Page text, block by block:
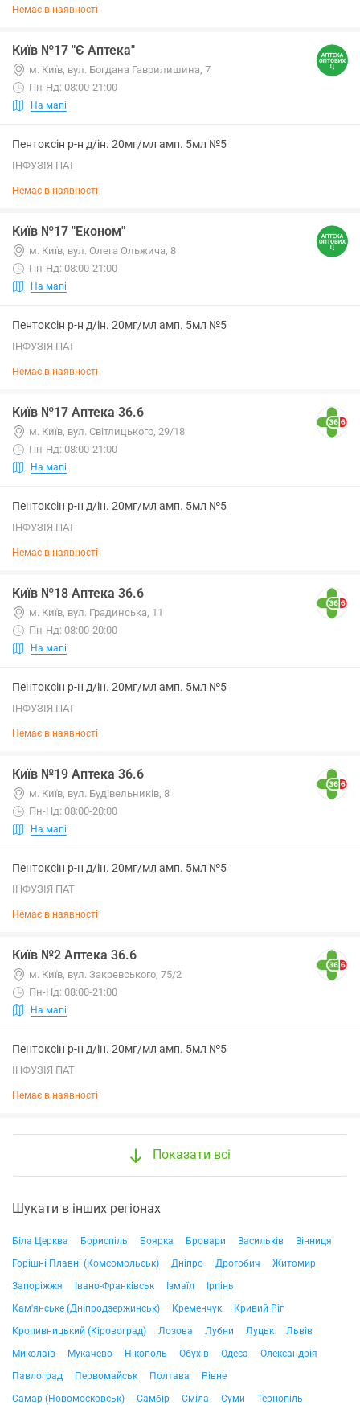
Немає в наявності
Київ №17 "Є Аптека"
м. Київ, вул. Богдана Гаврилишина, 7
Пн-Нд: 08:00-21:00
На мапі
Пентоксін р-н д/ін. 20мг/мл амп. 5мл №5
ІНФУЗІЯ ПАТ
Немає в наявності
Київ №17 "Економ"
м. Київ, вул. Олега Ольжича, 8
Пн-Нд: 08:00-21:00
На мапі
Пентоксін р-н д/ін. 20мг/мл амп. 5мл №5
ІНФУЗІЯ ПАТ
Немає в наявності
Київ №17 Аптека 36.6
м. Київ, вул. Світлицького, 29/18
Пн-Нд: 08:00-21:00
На мапі
Пентоксін р-н д/ін. 20мг/мл амп. 5мл №5
ІНФУЗІЯ ПАТ
Немає в наявності
Київ №18 Аптека 36.6
м. Київ, вул. Градинська, 11
Пн-Нд: 08:00-20:00
На мапі
Пентоксін р-н д/ін. 20мг/мл амп. 5мл №5
ІНФУЗІЯ ПАТ
Немає в наявності
Київ №19 Аптека 36.6
м. Київ, вул. Будівельників, 8
Пн-Нд: 08:00-20:00
На мапі
Пентоксін р-н д/ін. 20мг/мл амп. 5мл №5
ІНФУЗІЯ ПАТ
Немає в наявності
Київ №2 Аптека 36.6
м. Київ, вул. Закревського, 75/2
Пн-Нд: 08:00-21:00
На мапі
Пентоксін р-н д/ін. 20мг/мл амп. 5мл №5
ІНФУЗІЯ ПАТ
Немає в наявності
Показати всі
Шукати в інших регіонах
Біла Церква Бориспіль Боярка Бровари Васильків
Вінниця
Горішні Плавні (Комсомольськ)
Дніпро Дрогобич
Житомир
Запоріжжя
Івано-Франківськ Ізмаїл
Ірпінь
Кам'янське (Дніпродзержинськ)
Кременчук
Кривий Ріг
Кропивницький (Кіровоград)
Лозова Лубни Луцьк
Львів
Миколаїв
Мукачево Нікополь Обухів Одеса
Олександрія
Павлоград
Первомайськ Полтава
Рівне
Самар (Новомосковськ)
Самбір Сміла Суми
Тернопіль